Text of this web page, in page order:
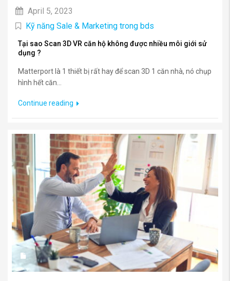
April 5, 2023
Kỹ năng Sale & Marketing trong bds
Tại sao Scan 3D VR căn hộ không được nhiều môi giới sử
dụng ?
Matterport là 1 thiết bị rất hay để scan 3D 1 căn nhà, nó chụp
hình hết căn...
Continue reading